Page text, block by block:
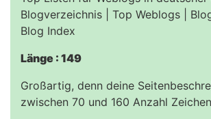
Blogverzeichnis | Top Weblogs |
Blog Index
Länge : 149
Großartig, denn deine
zwischen 70 und 160 Anzahl